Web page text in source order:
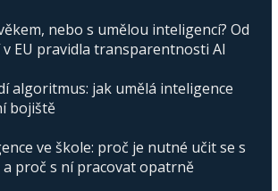
nebo s umělou inteligencí? Od
EU pravidla transparentnosti AI
algoritmus: jak umělá inteligence
bojiště
ve škole: proč je nutné učit se s
a proč s ní pracovat opatrně